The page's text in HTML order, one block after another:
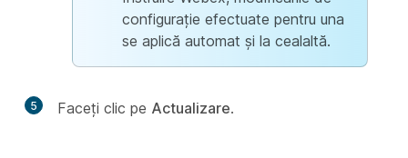
configurație efectuate pentru una
se aplică automat și la cealaltă.
5 Faceți clic pe Actualizare.